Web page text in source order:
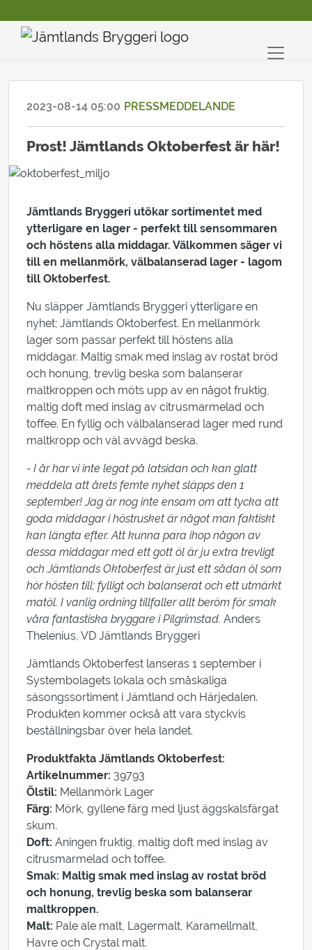
2023-08-14 05:00 PRESSMEDDELANDE
Prost! Jämtlands Oktoberfest är här!
Jämtlands Bryggeri utökar sortimentet med
ytterligare en lager - perfekt till sensommaren
och höstens alla middagar. Välkommen säger vi
till en mellanmörk, välbalanserad lager - lagom
till Oktoberfest.
Nu släpper Jämtlands Bryggeri ytterligare en
nyhet; Jämtlands Oktoberfest. En mellanmörk
lager som passar perfekt till höstens alla
middagar. Maltig smak med inslag av rostat bröd
och honung, trevlig beska som balanserar
maltkroppen och möts upp av en något fruktig,
maltig doft med inslag av citrusmarmelad och
toffee. En fyllig och välbalanserad lager med rund
maltkropp och väl avvägd beska.
- I år har vi inte legat på latsidan och kan glatt
meddela att årets femte nyhet släpps den 1
september! Jag är nog inte ensam om att tycka att
goda middagar i höstrusket är något man faktiskt
kan längta efter. Att kunna para ihop någon av
dessa middagar med ett gott öl är ju extra trevligt
och Jämtlands Oktoberfest är just ett sådan öl som
hör hösten till; fylligt och balanserat och ett utmärkt
matöl. I vanlig ordning tillfaller allt beröm för smak
våra fantastiska bryggare i Pilgrimstad. Anders
Thelenius, VD Jämtlands Bryggeri
Jämtlands Oktoberfest lanseras 1 september i
Systembolagets lokala och småskaliga
säsongssortiment i Jämtland och Härjedalen.
Produkten kommer också att vara styckvis
beställningsbar över hela landet.
Produktfakta Jämtlands Oktoberfest:
Artikelnummer: 39793
Ölstil: Mellanmörk Lager
Färg: Mörk, gyllene färg med ljust äggskalsfärgat
skum.
Doft: Aningen fruktig, maltig doft med inslag av
citrusmarmelad och toffee.
Smak: Maltig smak med inslag av rostat bröd
och honung, trevlig beska som balanserar
maltkroppen.
Malt: Pale ale malt, Lagermalt, Karamellmalt,
Havre och Crystal malt.